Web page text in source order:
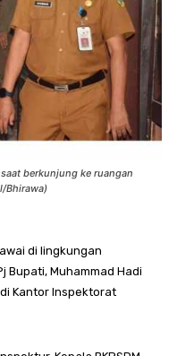
berkunjung ke ruangan
Bhirawa)
di lingkungan
Bupati, Muhammad Hadi
Kantor Inspektorat